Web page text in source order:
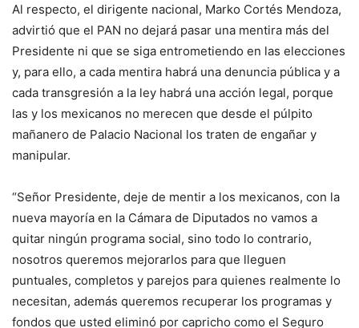
Al respecto, el dirigente nacional, Marko Cortés Mendoza,
advirtió que el PAN no dejará pasar una mentira más del
Presidente ni que se siga entrometiendo en las elecciones
y, para ello, a cada mentira habrá una denuncia pública y a
cada transgresión a la ley habrá una acción legal, porque
las y los mexicanos no merecen que desde el púlpito
mañanero de Palacio Nacional los traten de engañar y
manipular.
“Señor Presidente, deje de mentir a los mexicanos, con la
nueva mayoría en la Cámara de Diputados no vamos a
quitar ningún programa social, sino todo lo contrario,
nosotros queremos mejorarlos para que lleguen
puntuales, completos y parejos para quienes realmente lo
necesitan, además queremos recuperar los programas y
fondos que usted eliminó por capricho como el Seguro